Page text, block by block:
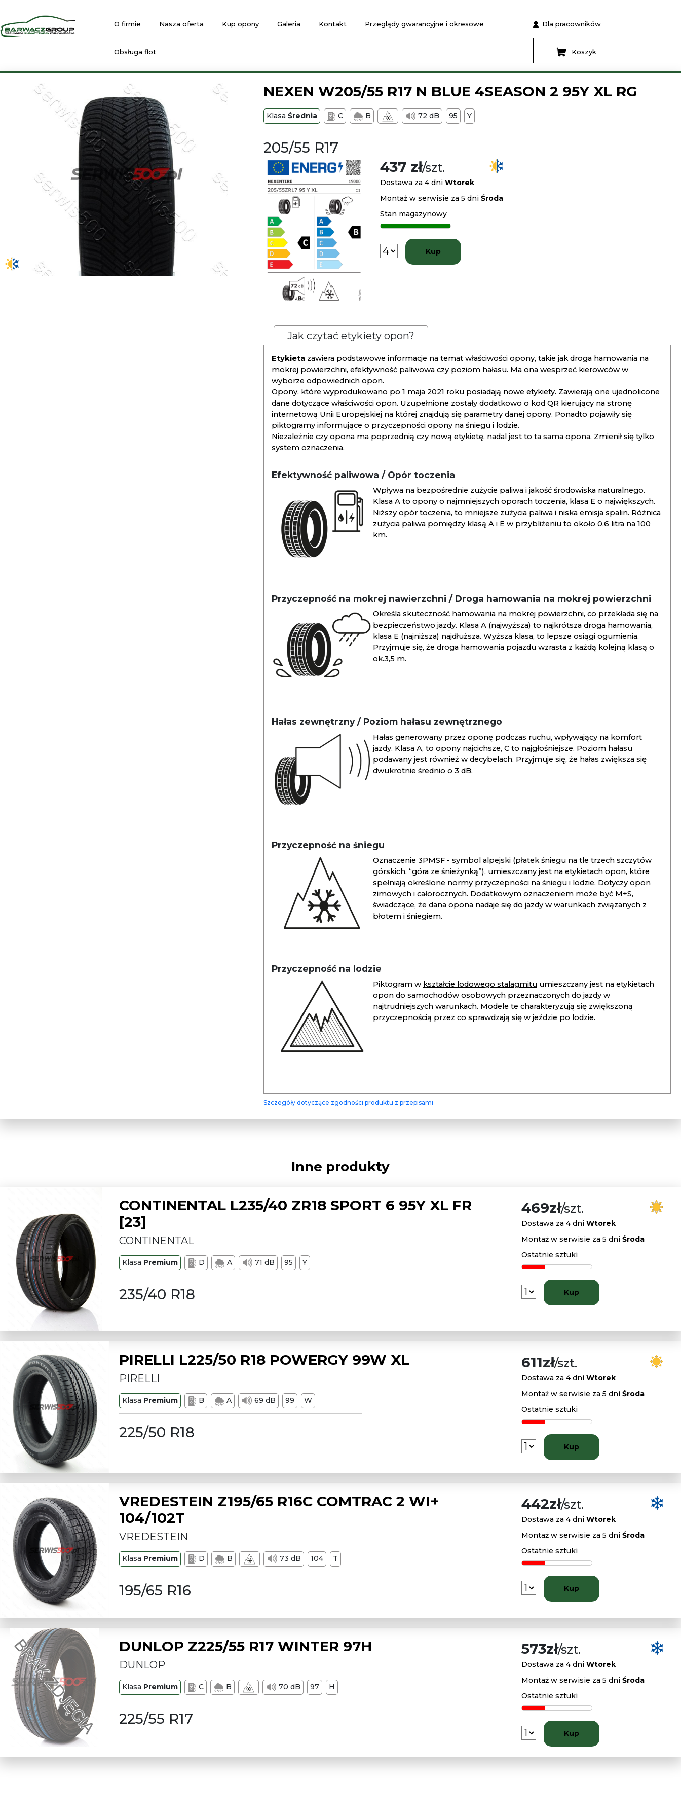
O firmie Nasza oferta Kup opony Galeria Kontakt Przeglądy gwarancyjne i okresowe
Obsługa flot
Dla pracowników
Koszyk
NEXEN W205/55 R17 N BLUE 4SEASON 2 95Y XL RG
Klasa Średnia C B 72 dB 95 Y
205/55 R17
437 zł/szt.
Dostawa za 4 dni Wtorek
Montaż w serwisie za 5 dni Środa
Stan magazynowy
Kup
Jak czytać etykiety opon?
Etykieta zawiera podstawowe informacje na temat właściwości opony, takie jak droga hamowania na
mokrej powierzchni, efektywność paliwowa czy poziom hałasu. Ma ona wesprzeć kierowców w
wyborze odpowiednich opon.
Opony, które wyprodukowano po 1 maja 2021 roku posiadają nowe etykiety. Zawierają one ujednolicone
dane dotyczące właściwości opon. Uzupełnione zostały dodatkowo o kod QR kierujący na stronę
internetową Unii Europejskiej na której znajdują się parametry danej opony. Ponadto pojawiły się
piktogramy informujące o przyczepności opony na śniegu i lodzie.
Niezależnie czy opona ma poprzednią czy nową etykietę, nadal jest to ta sama opona. Zmienił się tylko
system oznaczenia.
Efektywność paliwowa / Opór toczenia
Wpływa na bezpośrednie zużycie paliwa i jakość środowiska naturalnego.
Klasa A to opony o najmniejszych oporach toczenia, klasa E o największych.
Niższy opór toczenia, to mniejsze zużycia paliwa i niska emisja spalin. Różnica
zużycia paliwa pomiędzy klasą A i E w przybliżeniu to około 0,6 litra na 100
km.
Przyczepność na mokrej nawierzchni / Droga hamowania na mokrej powierzchni
Określa skuteczność hamowania na mokrej powierzchni, co przekłada się na
bezpieczeństwo jazdy. Klasa A (najwyższa) to najkrótsza droga hamowania,
klasa E (najniższa) najdłuższa. Wyższa klasa, to lepsze osiągi ogumienia.
Przyjmuje się, że droga hamowania pojazdu wzrasta z każdą kolejną klasą o
ok.3,5 m.
Hałas zewnętrzny / Poziom hałasu zewnętrznego
Hałas generowany przez oponę podczas ruchu, wpływający na komfort
jazdy. Klasa A, to opony najcichsze, C to najgłośniejsze. Poziom hałasu
podawany jest również w decybelach. Przyjmuje się, że hałas zwiększa się
dwukrotnie średnio o 3 dB.
Przyczepność na śniegu
Oznaczenie 3PMSF - symbol alpejski (płatek śniegu na tle trzech szczytów
górskich, “góra ze śnieżynką”), umieszczany jest na etykietach opon, które
spełniają określone normy przyczepności na śniegu i lodzie. Dotyczy opon
zimowych i całorocznych. Dodatkowym oznaczeniem może być M+S,
świadczące, że dana opona nadaje się do jazdy w warunkach związanych z
błotem i śniegiem.
Przyczepność na lodzie
Piktogram w kształcie lodowego stalagmitu umieszczany jest na etykietach
opon do samochodów osobowych przeznaczonych do jazdy w
najtrudniejszych warunkach. Modele te charakteryzują się zwiększoną
przyczepnością przez co sprawdzają się w jeździe po lodzie.
Szczegóły dotyczące zgodności produktu z przepisami
Inne produkty
CONTINENTAL L235/40 ZR18 SPORT 6 95Y XL FR
[23]
CONTINENTAL
Klasa Premium D A 71 dB 95 Y
235/40 R18
469zł/szt.
Dostawa za 4 dni Wtorek
Montaż w serwisie za 5 dni Środa
Ostatnie sztuki
Kup
PIRELLI L225/50 R18 POWERGY 99W XL
PIRELLI
Klasa Premium B A 69 dB 99 W
225/50 R18
611zł/szt.
Dostawa za 4 dni Wtorek
Montaż w serwisie za 5 dni Środa
Ostatnie sztuki
Kup
VREDESTEIN Z195/65 R16C COMTRAC 2 WI+
104/102T
VREDESTEIN
Klasa Premium D B 73 dB 104 T
195/65 R16
442zł/szt.
Dostawa za 4 dni Wtorek
Montaż w serwisie za 5 dni Środa
Ostatnie sztuki
Kup
DUNLOP Z225/55 R17 WINTER 97H
DUNLOP
Klasa Premium C B 70 dB 97 H
225/55 R17
573zł/szt.
Dostawa za 4 dni Wtorek
Montaż w serwisie za 5 dni Środa
Ostatnie sztuki
Kup